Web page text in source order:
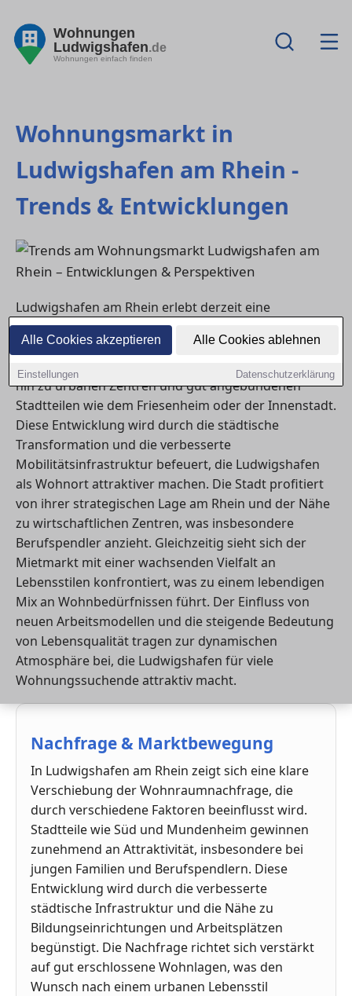
Alle Cookies akzeptieren Alle Cookies ablehnen
Einstellungen Datenschutzerklärung
Wohnungen
Ludwigshafen.de
Wohnungen einfach finden
Wohnungsmarkt in
Ludwigshafen am Rhein -
Trends & Entwicklungen
Ludwigshafen am Rhein erlebt derzeit eine
interessante Dynamik im Mietmarkt, die durch
verschiedene Faktoren geprägt ist. Die Nachfrage
nach Mietwohnungen zeigt eine deutliche Bewegung
hin zu urbanen Zentren und gut angebundenen
Stadtteilen wie dem Friesenheim oder der Innenstadt.
Diese Entwicklung wird durch die städtische
Transformation und die verbesserte
Mobilitätsinfrastruktur befeuert, die Ludwigshafen
als Wohnort attraktiver machen. Die Stadt profitiert
von ihrer strategischen Lage am Rhein und der Nähe
zu wirtschaftlichen Zentren, was insbesondere
Berufspendler anzieht. Gleichzeitig sieht sich der
Mietmarkt mit einer wachsenden Vielfalt an
Lebensstilen konfrontiert, was zu einem lebendigen
Mix an Wohnbedürfnissen führt. Der Einfluss von
neuen Arbeitsmodellen und die steigende Bedeutung
von Lebensqualität tragen zur dynamischen
Atmosphäre bei, die Ludwigshafen für viele
Wohnungssuchende attraktiv macht.
Nachfrage & Marktbewegung
In Ludwigshafen am Rhein zeigt sich eine klare
Verschiebung der Wohnraumnachfrage, die
durch verschiedene Faktoren beeinflusst wird.
Stadtteile wie Süd und Mundenheim gewinnen
zunehmend an Attraktivität, insbesondere bei
jungen Familien und Berufspendlern. Diese
Entwicklung wird durch die verbesserte
städtische Infrastruktur und die Nähe zu
Bildungseinrichtungen und Arbeitsplätzen
begünstigt. Die Nachfrage richtet sich verstärkt
auf gut erschlossene Wohnlagen, was den
Wunsch nach einem urbanen Lebensstil